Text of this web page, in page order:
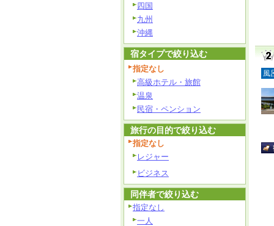
風
四国
九州
沖縄
宿タイプで絞り込む
指定なし
高級ホテル・旅館
温泉
民宿・ペンション
旅行の目的で絞り込む
指定なし
レジャー
ビジネス
同伴者で絞り込む
指定なし
一人